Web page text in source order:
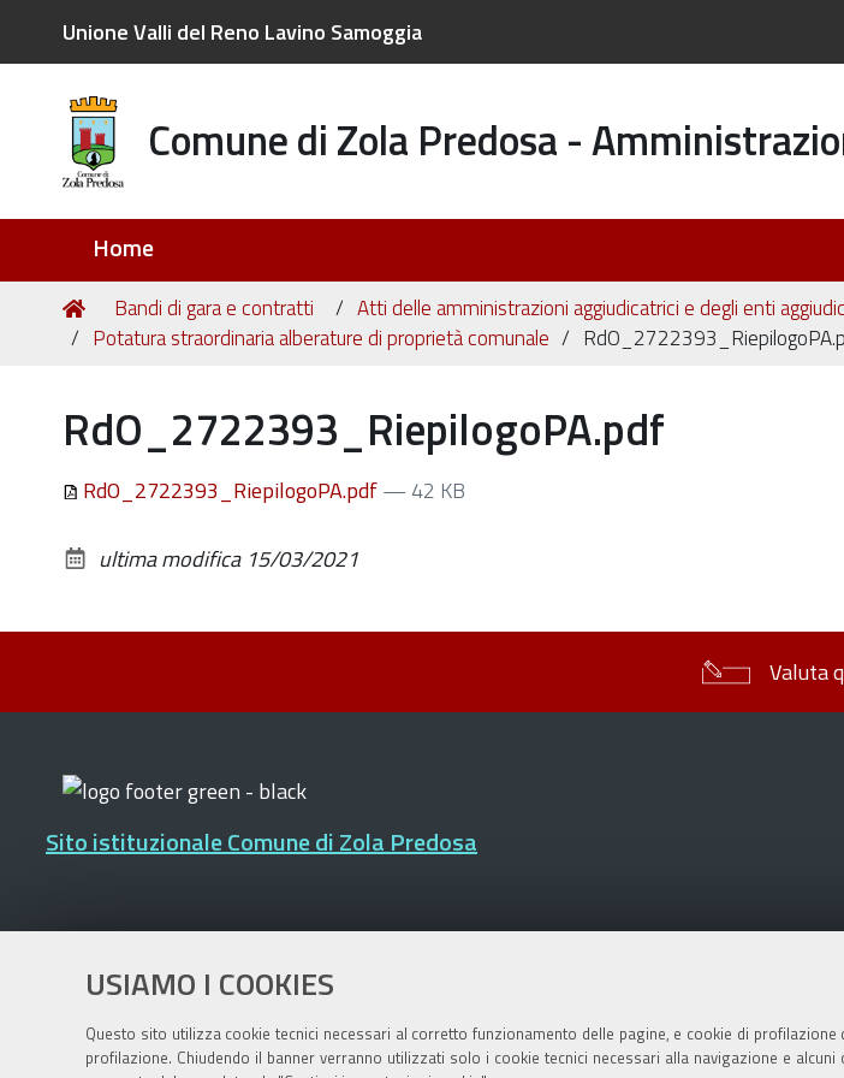
USIAMO I COOKIES
Questo sito utilizza cookie tecnici necessari al corretto funzionamento delle pagine, e cookie di profilazione
profilazione. Chiudendo il banner verranno utilizzati solo i cookie tecnici necessari alla navigazione e
Unione Valli del Reno Lavino Samoggia
Comune di Zola Predosa -
Home
Tu
sei
Home
Bandi di gara e contratti Atti delle amministrazioni aggiudicatrici e degli enti
Potatura straordinaria alberature di proprietà comunale
RdO_2722393_RiepilogoPA.pdf
RdO_2722393_RiepilogoPA.pdf— 42 KB
ultima modifica 15/03/2021
Valuta
Sito istituzionale Comune di Zola Predosa